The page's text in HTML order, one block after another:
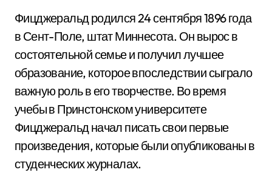
Фицджеральд родился 24 сентября 1896 года
в Сент-Поле, штат Миннесота. Он вырос в
состоятельной семье и получил лучшее
образование, которое впоследствии сыграло
важную роль в его творчестве. Во время
учебы в Принстонском университете
Фицджеральд начал писать свои первые
произведения, которые были опубликованы в
студенческих журналах.